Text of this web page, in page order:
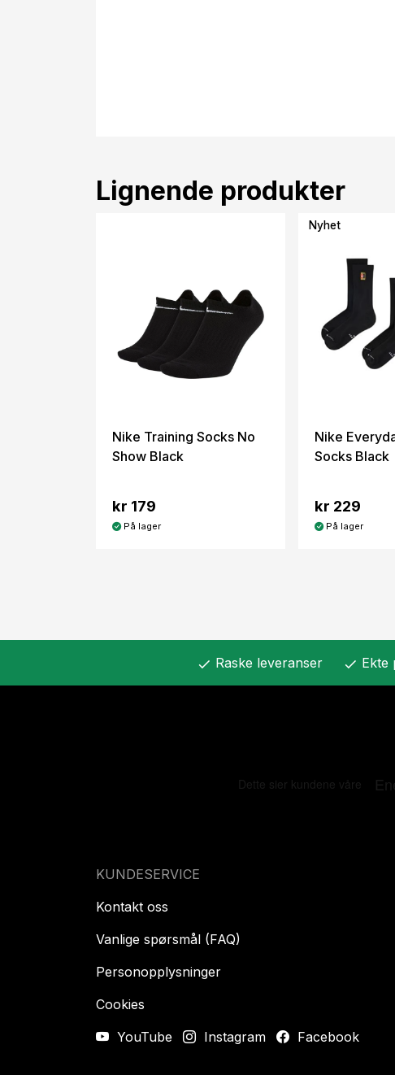
Lignende produkter
Nike Training Socks No
Show Black
kr 179
På lager
Nyhet
Nike
Socks Black
kr 229
På lager
check Raske leveranser check Ekte
KUNDESERVICE
Kontakt oss
Vanlige spørsmål (FAQ)
Personopplysninger
Cookies
YouTube
Instagram Facebook